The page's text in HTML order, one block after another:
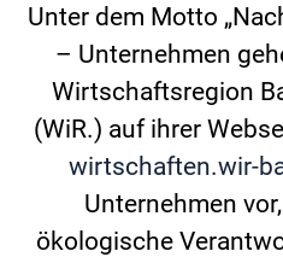
Unter dem Motto
– Unternehmen
Wirtschaftsregion
(WiR.) auf ihrer
wirtschaften.wir-
Unternehmen
ökologische